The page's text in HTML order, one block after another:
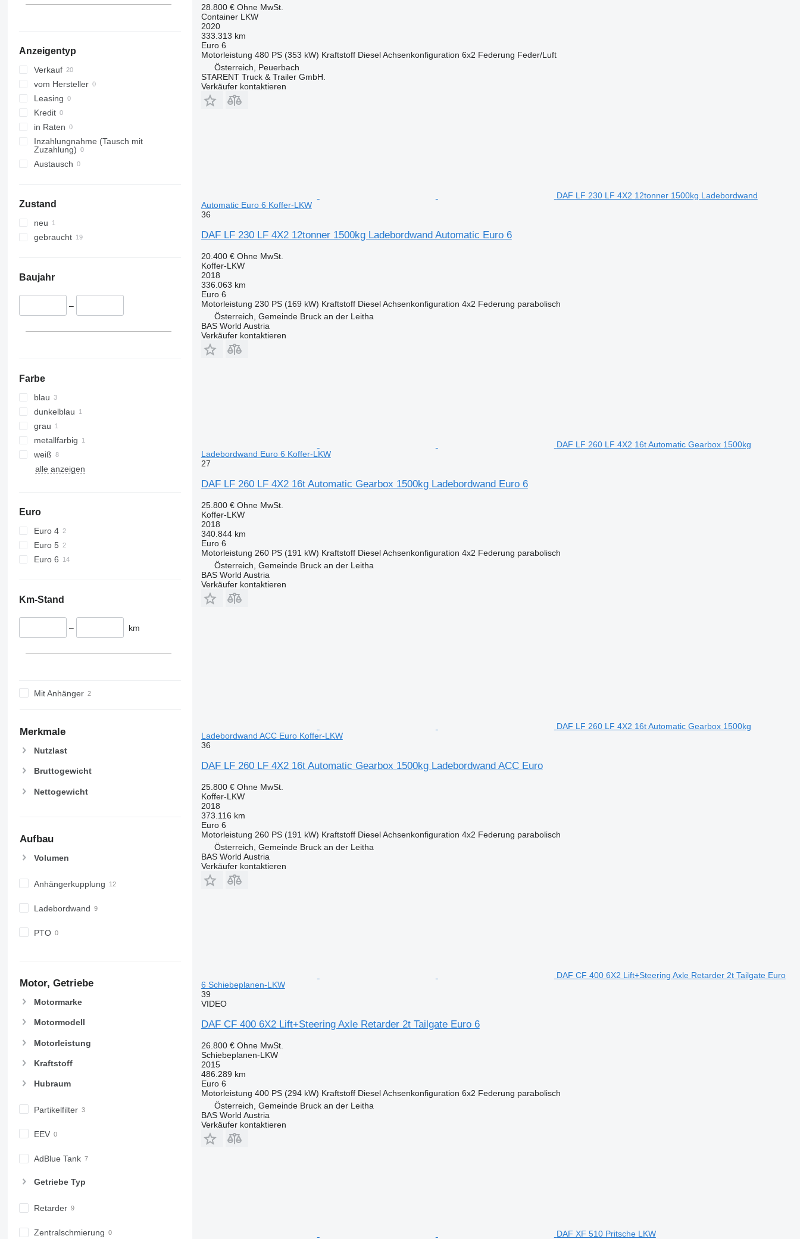
Mödling
Hörsching
Graz
Strasshof an der Nordbahn
Salzburg
Klagenfurt am Wörthersee
Anzeigentyp
Verkauf
vom Hersteller
Leasing
Kredit
in Raten
Inzahlungnahme (Tausch mit
Zuzahlung)
Austausch
Zustand
neu
gebraucht
Baujahr
–
Farbe
blau
dunkelblau
grau
metallfarbig
weiß
alle anzeigen
Euro
Euro 4
Euro 5
Euro 6
Km-Stand
– km
Mit Anhänger
Merkmale
Nutzlast
Bruttogewicht
Nettogewicht
Aufbau
Volumen
Anhängerkupplung
Ladebordwand
PTO
Motor, Getriebe
Motormarke
Motormodell
Motorleistung
Kraftstoff
Hubraum
Partikelfilter
EEV
AdBlue Tank
Getriebe Typ
Retarder
Zentralschmierung
28.800 € Ohne MwSt.
Container LKW
2020
333.313 km
Euro 6
Motorleistung 480 PS (353 kW) Kraftstoff Diesel Achsenkonfiguration 6x2 Federung Feder/Luft
Österreich, Peuerbach
STARENT Truck & Trailer GmbH.
Verkäufer kontaktieren
DAF LF 230 LF 4X2 12tonner 1500kg Ladebordwand
Automatic Euro 6 Koffer-LKW
36
DAF LF 230 LF 4X2 12tonner 1500kg Ladebordwand Automatic Euro 6
20.400 € Ohne MwSt.
Koffer-LKW
2018
336.063 km
Euro 6
Motorleistung 230 PS (169 kW) Kraftstoff Diesel Achsenkonfiguration 4x2 Federung parabolisch
Österreich, Gemeinde Bruck an der Leitha
BAS World Austria
Verkäufer kontaktieren
DAF LF 260 LF 4X2 16t Automatic Gearbox 1500kg
Ladebordwand Euro 6 Koffer-LKW
27
DAF LF 260 LF 4X2 16t Automatic Gearbox 1500kg Ladebordwand Euro 6
25.800 € Ohne MwSt.
Koffer-LKW
2018
340.844 km
Euro 6
Motorleistung 260 PS (191 kW) Kraftstoff Diesel Achsenkonfiguration 4x2 Federung parabolisch
Österreich, Gemeinde Bruck an der Leitha
BAS World Austria
Verkäufer kontaktieren
DAF LF 260 LF 4X2 16t Automatic Gearbox 1500kg
Ladebordwand ACC Euro Koffer-LKW
36
DAF LF 260 LF 4X2 16t Automatic Gearbox 1500kg Ladebordwand ACC Euro
25.800 € Ohne MwSt.
Koffer-LKW
2018
373.116 km
Euro 6
Motorleistung 260 PS (191 kW) Kraftstoff Diesel Achsenkonfiguration 4x2 Federung parabolisch
Österreich, Gemeinde Bruck an der Leitha
BAS World Austria
Verkäufer kontaktieren
DAF CF 400 6X2 Lift+Steering Axle Retarder 2t Tailgate Euro
6 Schiebeplanen-LKW
39
VIDEO
DAF CF 400 6X2 Lift+Steering Axle Retarder 2t Tailgate Euro 6
26.800 € Ohne MwSt.
Schiebeplanen-LKW
2015
486.289 km
Euro 6
Motorleistung 400 PS (294 kW) Kraftstoff Diesel Achsenkonfiguration 6x2 Federung parabolisch
Österreich, Gemeinde Bruck an der Leitha
BAS World Austria
Verkäufer kontaktieren
DAF XF 510 Pritsche LKW